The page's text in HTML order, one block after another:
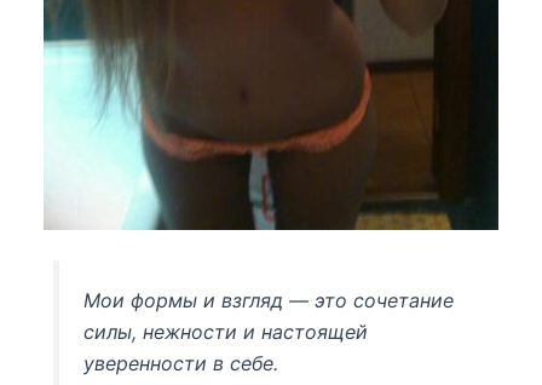
Мои формы и взгляд — это сочетание
силы, нежности и настоящей
уверенности в себе.